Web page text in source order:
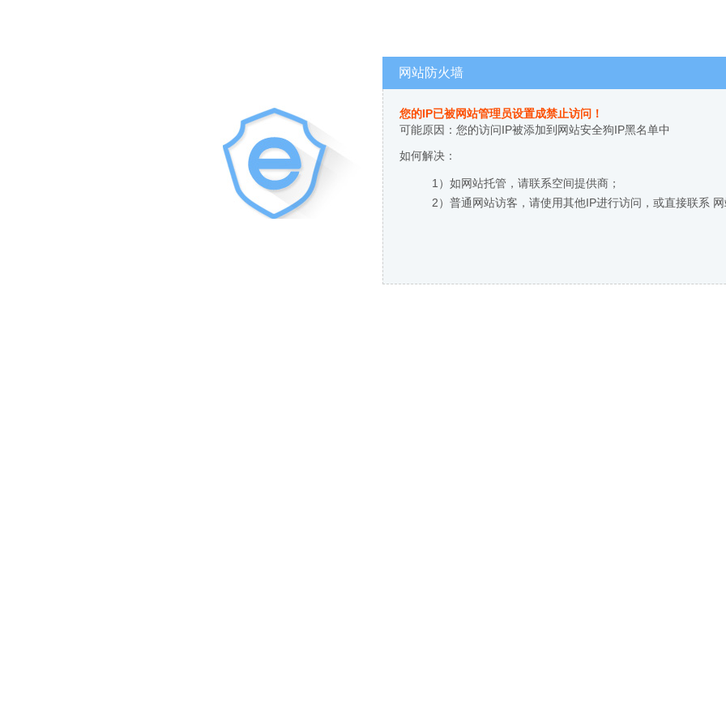
网站防火墙
您的IP已被网站管理员设置成禁止访问！
可能原因：您的访问IP被添加到网站安全狗IP黑名单中
如何解决：
1）如网站托管，请联系空间提供商；
2）普通网站访客，请使用其他IP进行访问，或直接联系 网